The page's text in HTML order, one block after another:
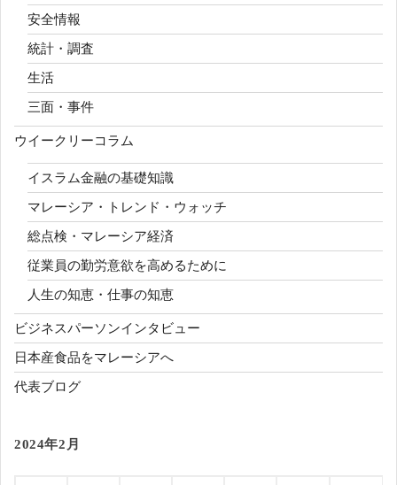
安全情報
統計・調査
生活
三面・事件
ウイークリーコラム
イスラム金融の基礎知識
マレーシア・トレンド・ウォッチ
総点検・マレーシア経済
従業員の勤労意欲を高めるために
人生の知恵・仕事の知恵
ビジネスパーソンインタビュー
日本産食品をマレーシアへ
代表ブログ
2024年2月